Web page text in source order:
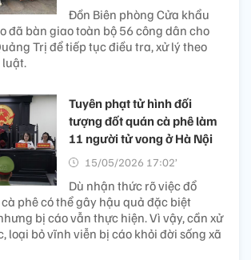
Đồn Biên phòng Cửa khẩu
đã bàn giao toàn bộ 56 công dân cho
Trị để tiếp tục điều tra, xử lý theo
Tuyên phạt tử hình đối
tượng đốt quán cà phê làm
11 người tử vong ở Hà Nội
15/05/2026 17:02’
Dù nhận thức rõ việc đổ
phê có thể gây hậu quả đặc biệt
bị cáo vẫn thực hiện. Vì vậy, cần xử
loại bỏ vĩnh viễn bị cáo khỏi đời sống xã